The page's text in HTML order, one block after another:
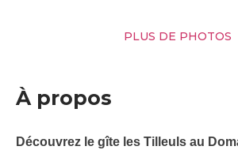
PLUS DE PHOTOS
À propos
Découvrez le gîte les Tilleuls au